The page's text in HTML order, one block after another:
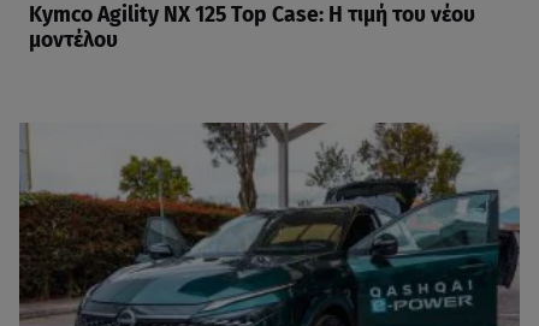
Kymco Agility NX 125 Τοp Case: Η τιμή του νέου
μοντέλου